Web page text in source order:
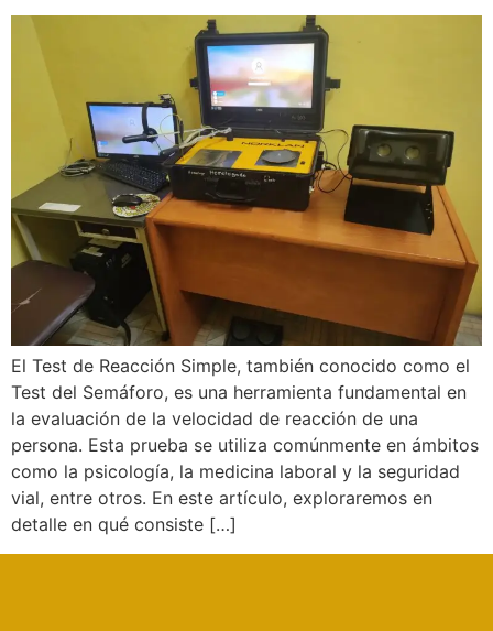
El Test de Reacción Simple, también conocido como el
Test del Semáforo, es una herramienta fundamental en
la evaluación de la velocidad de reacción de una
persona. Esta prueba se utiliza comúnmente en ámbitos
como la psicología, la medicina laboral y la seguridad
vial, entre otros. En este artículo, exploraremos en
detalle en qué consiste […]